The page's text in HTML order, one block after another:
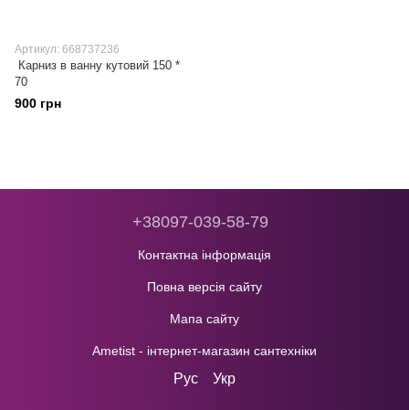
Артикул: 668737236
Карниз в ванну кутовий 150 *
70
900 грн
+38097-039-58-79
Контактна інформація
Повна версія сайту
Мапа сайту
Ametist - інтернет-магазин сантехніки
Рус Укр